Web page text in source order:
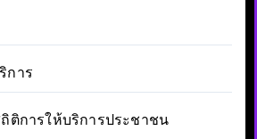
การ
ติการให้บริการประชาชน